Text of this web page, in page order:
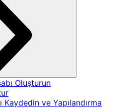
Oluşturun
Kaydedin ve Yapılandırma